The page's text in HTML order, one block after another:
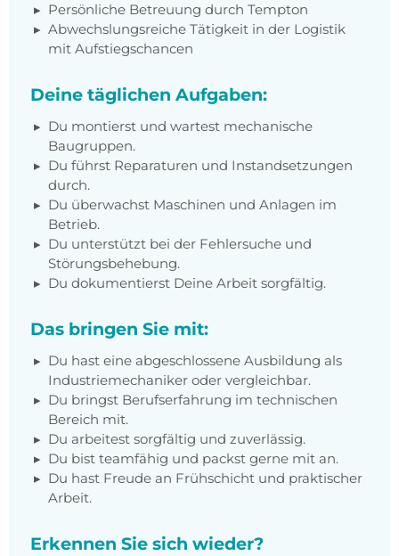
Persönliche Betreuung durch Tempton
Abwechslungsreiche Tätigkeit in der Logistik
mit Aufstiegschancen
Deine täglichen Aufgaben:
Du montierst und wartest mechanische
Baugruppen.
Du führst Reparaturen und Instandsetzungen
durch.
Du überwachst Maschinen und Anlagen im
Betrieb.
Du unterstützt bei der Fehlersuche und
Störungsbehebung.
Du dokumentierst Deine Arbeit sorgfältig.
Das bringen Sie mit:
Du hast eine abgeschlossene Ausbildung als
Industriemechaniker oder vergleichbar.
Du bringst Berufserfahrung im technischen
Bereich mit.
Du arbeitest sorgfältig und zuverlässig.
Du bist teamfähig und packst gerne mit an.
Du hast Freude an Frühschicht und praktischer
Arbeit.
Erkennen Sie sich wieder?